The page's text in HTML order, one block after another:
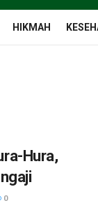
HIKMAH
Hura,
0